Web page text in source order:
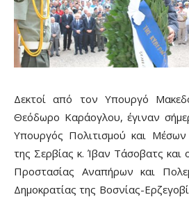
Δεκτοί από τον Υπουργό
Θεόδωρο Καράογλου, έγιναν
Υπουργός Πολιτισμού και
της Σερβίας κ. Ίβαν Τάσοβατς
Προστασίας Αναπήρων και
Δημοκρατίας της Βοσνίας-